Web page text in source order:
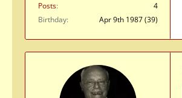
Posts
4
Birthday
Apr 9th 1987 (39)